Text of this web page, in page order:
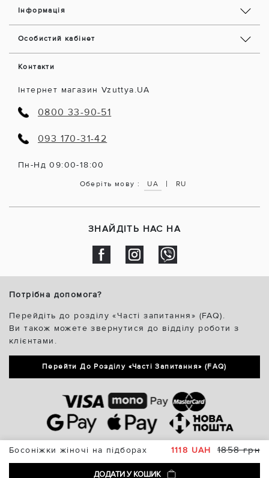
Босоніжки жіночі на підборах 1118 UAH 1858 грн
ДОДАТИ У КОШИК
Інформація
Особистий кабінет
Контакти
Інтернет магазин Vzuttya.UA
0800 33-90-51
093 170-31-42
Пн-Нд 09:00-18:00
Оберіть мову : UA | RU
ЗНАЙДІТЬ НАС НА
Потрібна допомога?
Перейдіть до розділу «Часті запитання» (FAQ).
Ви також можете звернутися до відділу роботи з
клієнтами.
Перейти До Розділу «Часті Запитання» (FAQ)